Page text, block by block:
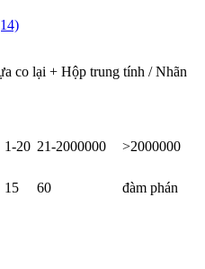
co lại + Hộp trung tính / Nhãn
1-20 21-2000000 >2000000
15 60 đàm phán